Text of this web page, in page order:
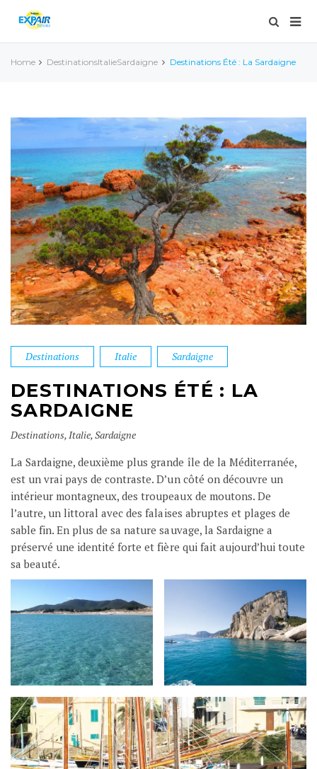
Home DestinationsItalieSardaigne Destinations Été : La Sardaigne
Destinations Italie Sardaigne
DESTINATIONS ÉTÉ : LA
SARDAIGNE
Destinations, Italie,Sardaigne
La Sardaigne, deuxième plus grande île de la Méditerranée,
est un vrai pays de contraste. D’un côté on découvre un
intérieur montagneux, des troupeaux de moutons. De
l’autre, un littoral avec des falaises abruptes et plages de
sable fin. En plus de sa nature sauvage, la Sardaigne a
préservé une identité forte et fière qui fait aujourd’hui toute
sa beauté.